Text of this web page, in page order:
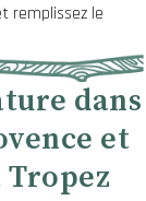
remplissez le
dans
et
Tropez